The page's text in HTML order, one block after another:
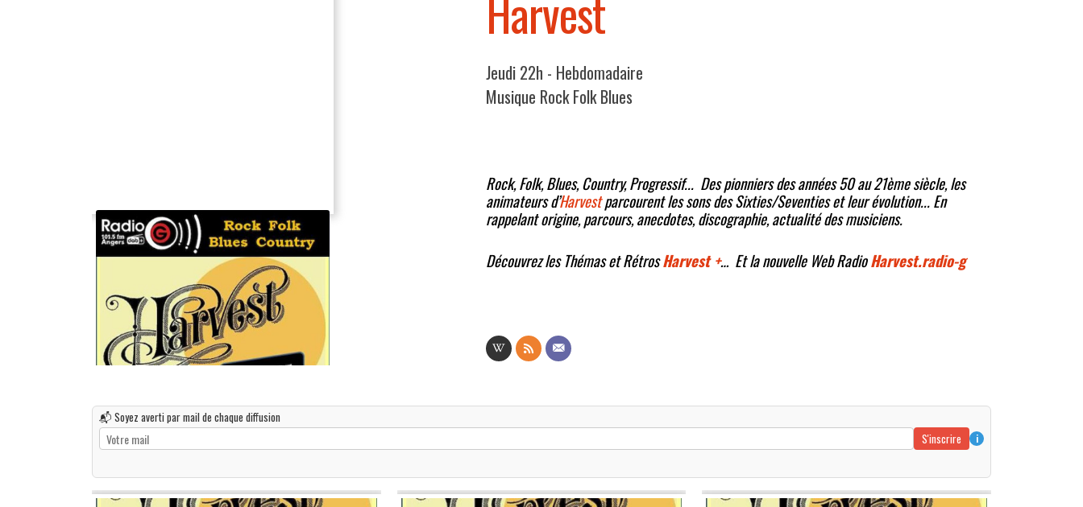
Jeudi 22h - Hebdomadaire
Musique Rock Folk Blues
Rock, Folk, Blues, Country, Progressif... Des pionniers des années 50 au 21ème siècle, les
animateurs d’Harvestparcourent les sons des Sixties/Seventies et leur évolution... En
rappelant origine, parcours, anecdotes, discographie, actualité des musiciens.
Découvrez les Thémas et RétrosHarvest +… Et la nouvelle Web RadioHarvest.radio-g
📬 Soyez averti par mail de chaque diffusion
S'inscrire
i